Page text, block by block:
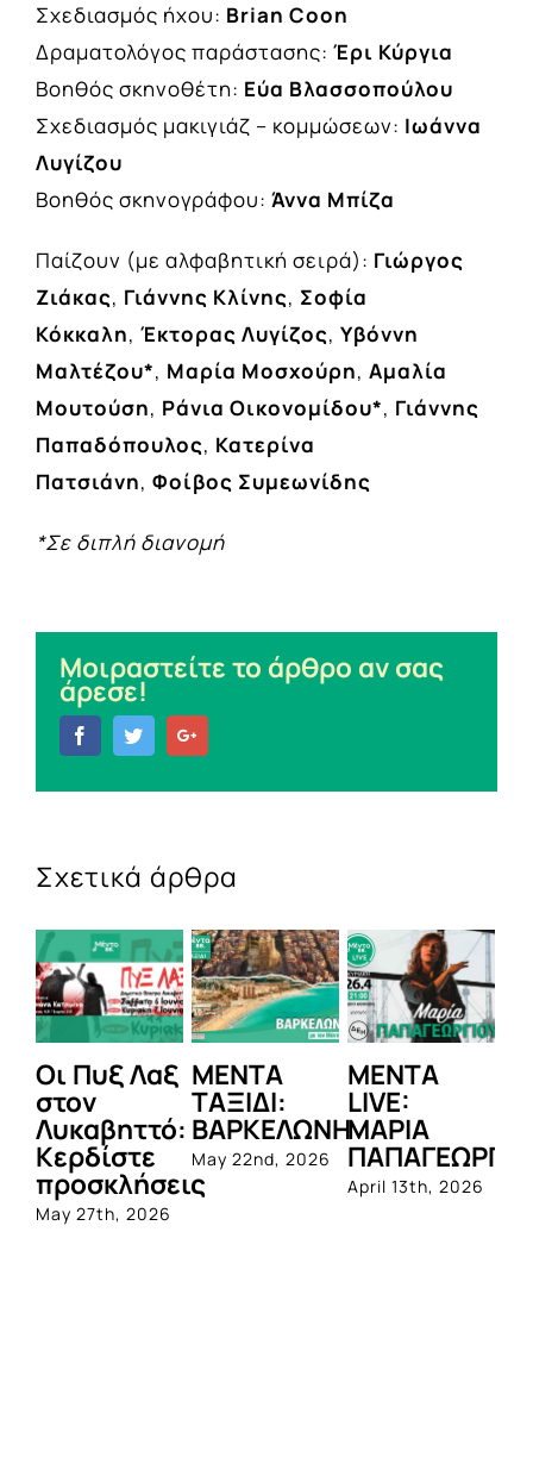
Σχεδιασμός ήχου: Brian Coon
Δραματολόγος παράστασης: Έρι Κύργια
Βοηθός σκηνοθέτη: Εύα Βλασσοπούλου
Σχεδιασμός μακιγιάζ – κομμώσεων: Ιωάννα
Λυγίζου
Βοηθός σκηνογράφου: Άννα Μπίζα
Παίζουν (με αλφαβητική σειρά): Γιώργος
Ζιάκας, Γιάννης Κλίνης, Σοφία
Κόκκαλη, Έκτορας Λυγίζος, Υβόννη
Μαλτέζου*, Μαρία Μοσχούρη, Αμαλία
Μουτούση, Ράνια Οικονομίδου*, Γιάννης
Παπαδόπουλος, Κατερίνα
Πατσιάνη, Φοίβος Συμεωνίδης
*Σε διπλή διανομή
Μοιραστείτε το άρθρο αν σας
άρεσε!
FacebookTwitter
Σχετικά άρθρα
Πυξ Λαξ
27th, 2026
ΜΕΝΤΑ
ΤΑΞΙΔΙ:
ΒΑΡΚΕΛΩΝΗ
May 22nd, 2026
MENTA
LIVE:
ΜΑΡΙΑ
ΠΑΠΑΓΕΩΡΓΙΟΥ
April 13th, 2026 για